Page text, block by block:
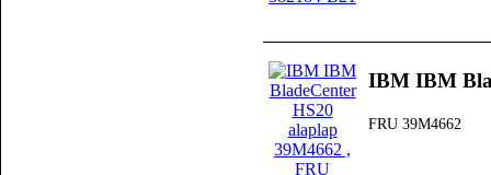
IBM IBM
FRU 39M4662